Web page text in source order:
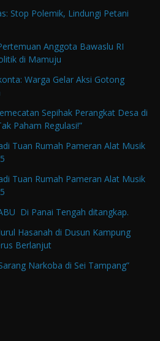
Stop Polemik, Lindungi Petani
Anggota Bawaslu RI
di Mamuju
Warga Gelar Aksi Gotong
Sepihak Perangkat Desa di
Paham Regulasi!”
Tuan Rumah Pameran Alat Musik
Tuan Rumah Pameran Alat Musik
Di Panai Tengah ditangkap.
Hasanah di Dusun Kampung
Berlanjut
Narkoba di Sei Tampang”